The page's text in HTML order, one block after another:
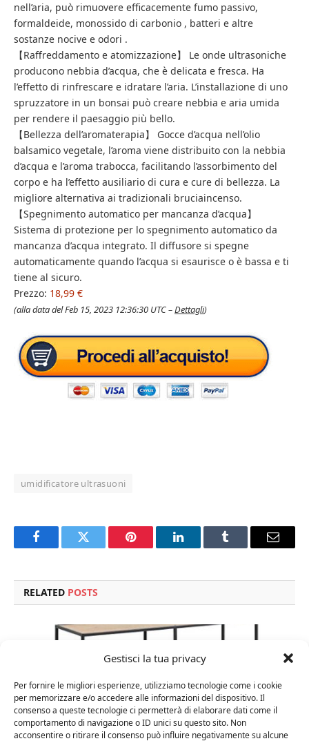
Gestisci la tua privacy
Per fornire le migliori esperienze, utilizziamo tecnologie come i cookie
per memorizzare e/o accedere alle informazioni del dispositivo. Il
consenso a queste tecnologie ci permetterà di elaborare dati come il
comportamento di navigazione o ID unici su questo sito. Non
acconsentire o ritirare il consenso può influire negativamente su alcune
nell’aria, può rimuovere efficacemente fumo passivo,
formaldeide, monossido di carbonio , batteri e altre
sostanze nocive e odori .
【Raffreddamento e atomizzazione】 Le onde ultrasoniche
producono nebbia d’acqua, che è delicata e fresca. Ha
l’effetto di rinfrescare e idratare l’aria. L’installazione di uno
spruzzatore in un bonsai può creare nebbia e aria umida
per rendere il paesaggio più bello.
【Bellezza dell’aromaterapia】 Gocce d’acqua nell’olio
balsamico vegetale, l’aroma viene distribuito con la nebbia
d’acqua e l’aroma trabocca, facilitando l’assorbimento del
corpo e ha l’effetto ausiliario di cura e cure di bellezza. La
migliore alternativa ai tradizionali bruciaincenso.
【Spegnimento automatico per mancanza d’acqua】
Sistema di protezione per lo spegnimento automatico da
mancanza d’acqua integrato. Il diffusore si spegne
automaticamente quando l’acqua si esaurisce o è bassa e ti
tiene al sicuro.
Prezzo: 18,99 €
(alla data del Feb 15, 2023 12:36:30 UTC –Dettagli)
umidificatore ultrasuoni
FacebookTwitter Pinterest LinkedInTumblr Email
RELATED POSTS